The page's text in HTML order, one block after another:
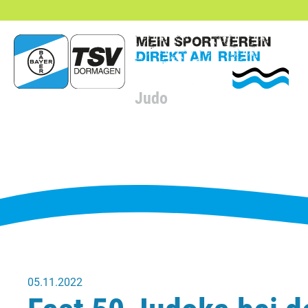
Judo
05.11.2022